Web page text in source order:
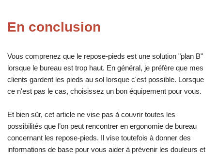
En conclusion
Vous comprenez que le repose-pieds est une solution "plan B"
lorsque le bureau est trop haut. En général, je préfère que mes
clients gardent les pieds au sol lorsque c'est possible. Lorsque
ce n'est pas le cas, choisissez un bon équipement pour vous.
Et bien sûr, cet article ne vise pas à couvrir toutes les
possibilités que l’on peut rencontrer en ergonomie de bureau
concernant les repose-pieds. Il vise toutefois à donner des
informations de base pour vous aider à prévenir les douleurs et